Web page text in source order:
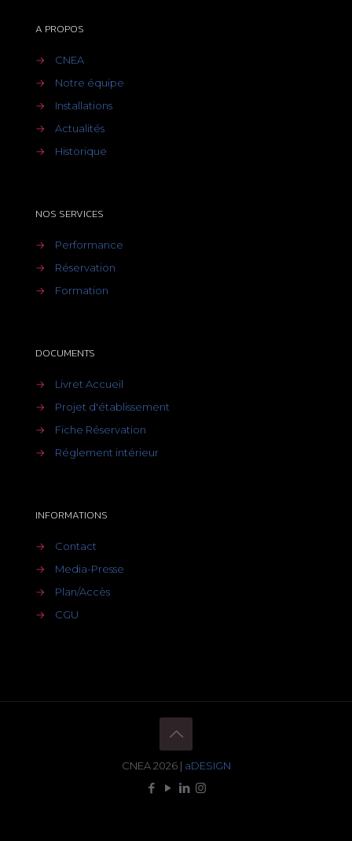
A PROPOS
→
CNEA
→
Notre équipe
→
Installations
→
Actualités
→
Historique
NOS SERVICES
→
Performance
→
Réservation
→
Formation
DOCUMENTS
→
Livret Accueil
→
Projet d'établissement
→
Fiche Réservation
→
Réglement intérieur
INFORMATIONS
→
Contact
→
Media-Presse
→
Plan/Accès
→
CGU
CNEA 2026 | aDESIGN